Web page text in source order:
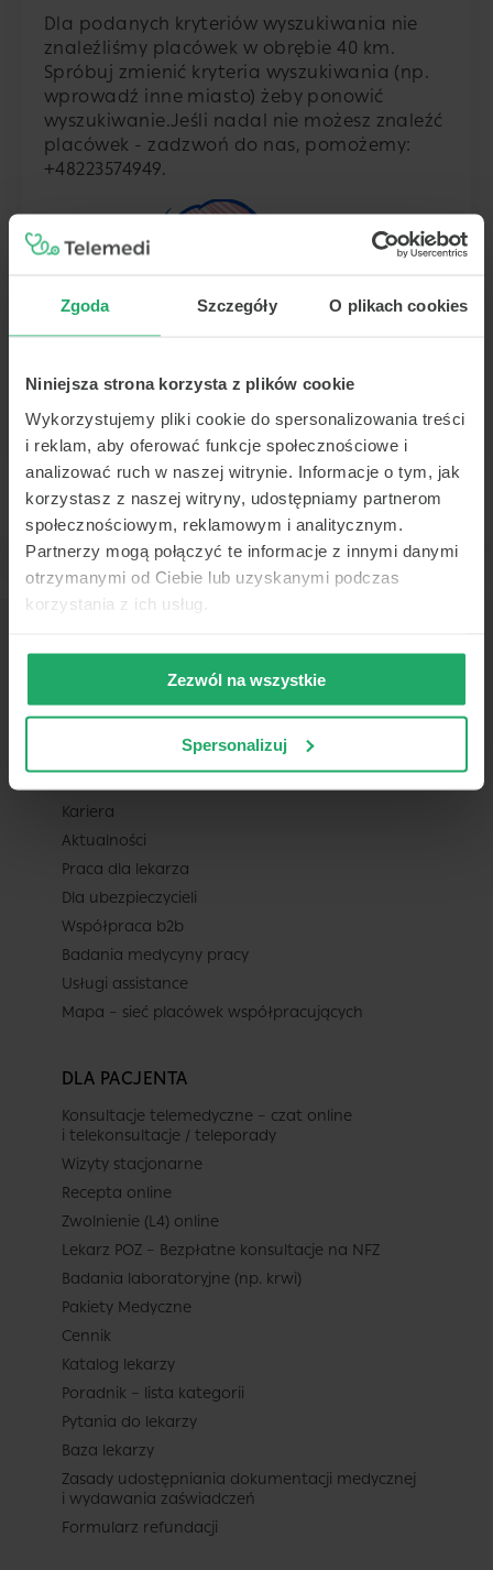
Zgoda Szczegóły O plikach cookies
Niniejsza strona korzysta z plików cookie
Wykorzystujemy pliki cookie do spersonalizowania treści
i reklam, aby oferować funkcje społecznościowe i
analizować ruch w naszej witrynie. Informacje o tym, jak
korzystasz z naszej witryny, udostępniamy partnerom
społecznościowym, reklamowym i analitycznym.
Partnerzy mogą połączyć te informacje z innymi danymi
otrzymanymi od Ciebie lub uzyskanymi podczas
korzystania z ich usług.
Zezwól na wszystkie
Spersonalizuj
Dla podanych kryteriów wyszukiwania nie
znaleźliśmy placówek w obrębie 40 km.
Spróbuj zmienić kryteria wyszukiwania (np.
wprowadź inne miasto) żeby ponowić
wyszukiwanie.Jeśli nadal nie możesz znaleźć
placówek - zadzwoń do nas, pomożemy:
+48223574949.
TELEMEDI
Kariera
Aktualności
Praca dla lekarza
Dla ubezpieczycieli
Współpraca b2b
Badania medycyny pracy
Usługi assistance
Mapa – sieć placówek współpracujących
DLA PACJENTA
Konsultacje telemedyczne – czat online
i telekonsultacje / teleporady
Wizyty stacjonarne
Recepta online
Zwolnienie (L4) online
Lekarz POZ – Bezpłatne konsultacje na NFZ
Badania laboratoryjne (np. krwi)
Pakiety Medyczne
Cennik
Katalog lekarzy
Poradnik – lista kategorii
Pytania do lekarzy
Baza lekarzy
Zasady udostępniania dokumentacji medycznej
i wydawania zaświadczeń
Formularz refundacji